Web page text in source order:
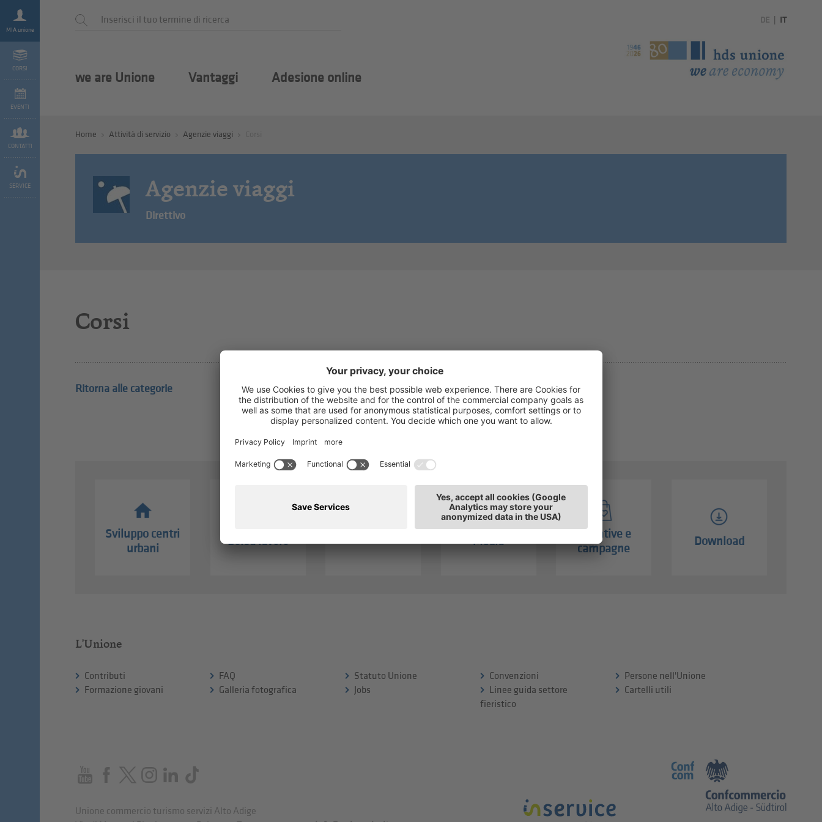
MIA unione
CORSI
EVENTI
CONTATTI
SERVICE
DE IT
we are Unione Vantaggi Adesione online
Home Attività di servizio Agenzie viaggi
Agenzie viaggi
Direttivo
Corsi
Ritorna alle categorie
Sviluppo centri
urbani
Borsa lavoro Portale news Media
Iniziative e
campagne
Download
L'Unione
Contributi
Formazione giovani
FAQ
Galleria fotografica
Statuto Unione
Jobs
Convenzioni
Linee guida settore
fieristico
Persone nell'Unione
Cartelli utili
Unione commercio turismo servizi Alto Adige